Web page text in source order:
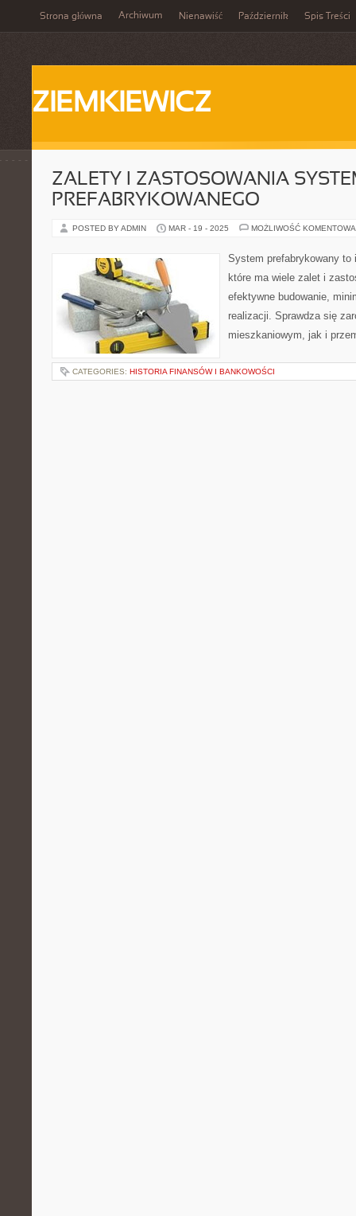
Strona główna Archiwum Nienawiść Październik Spis Treści
ZIEMKIEWICZ
ZALETY I ZASTOSOWANIA
PREFABRYKOWANEGO
POSTED BY ADMIN MAR - 19 - 2025 MOŻLIWOŚĆ
System prefabrykowany to
które ma wiele zalet i
efektywne budowanie,
realizacji. Sprawdza się
mieszkaniowym, jak i
CATEGORIES: HISTORIA FINANSÓW I BANKOWOŚCI